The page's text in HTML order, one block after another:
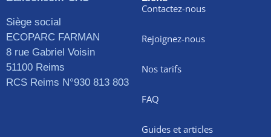
Siège social
ECOPARC FARMAN
8 rue Gabriel Voisin
51100 Reims
RCS Reims N°930 813 803
Contactez-nous
Rejoignez-nous
Nos tarifs
FAQ
Guides et articles